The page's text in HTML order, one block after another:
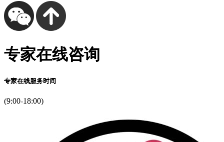
专家在线咨询
专家在线服务时间
(9:00-18:00)